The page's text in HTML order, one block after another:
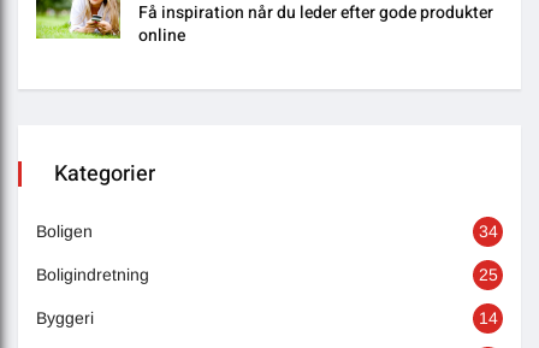
Få inspiration når du leder efter gode produkter
online
Kategorier
Boligen 34
Boligindretning 25
Byggeri 14